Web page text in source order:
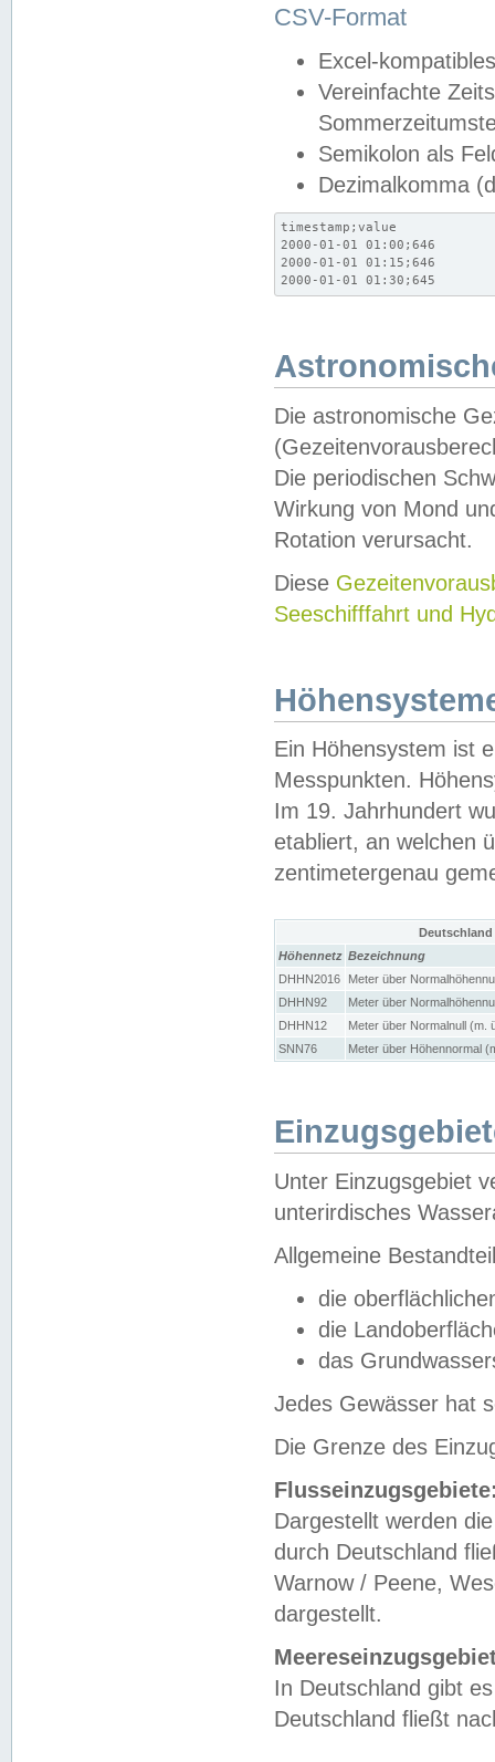
CSV-Format
Excel-
Vereinfachte
Semikolon als
Dezimalkomma
timestamp;value
2000-01-01 01:00;646
2000-01-01 01:15;646
2000-01-01 01:30;645
Die astronomische
Die periodischen
Wirkung von Mond
Rotation verursacht.
Diese
Seeschifffahrt und
Ein Höhensystem ist
Messpunkten.
Im 19. Jahrhundert
etabliert, an welchen
zentimetergenau
Höhennetz Bezeichnung
DHHN2016
Meter über
DHHN92
Meter über
DHHN12
Meter über Normalnull (m.
SNN76
Meter über Höhennormal
Unter Einzugsgebiet
unterirdisches
Allgemeine
die
die
das
Jedes Gewässer hat
Die Grenze des
Dargestellt werden
durch Deutschland
Warnow / Peene,
dargestellt.
In Deutschland gibt
Deutschland fließt